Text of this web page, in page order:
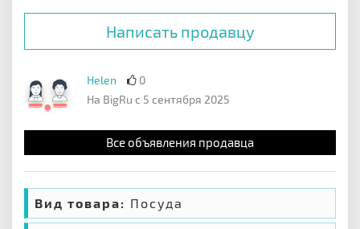
Написать продавцу
Helen
0
На BigRu с 5 сентября 2025
Все объявления продавца
Вид товара: Посуда